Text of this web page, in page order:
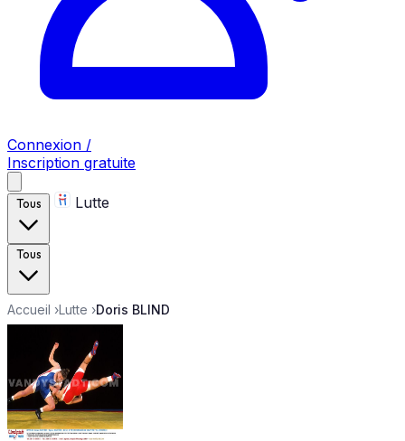
Connexion /
Inscription gratuite
Tous Lutte
Tous
Accueil ›Lutte ›Doris BLIND